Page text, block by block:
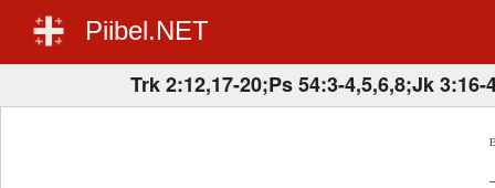
Piibel.NET
Trk 2:12,17-20;Ps 54:3-4,5,6,8;Jk 3:16-